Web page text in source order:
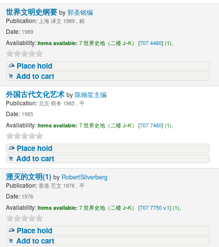
世界文明史纲要by郭圣铭编
Publication: 上海 译文 1989 , 精
Date: 1989
Availability: Items available: 7 世界史地（二楼 J~K） [707 4460] (1),
Place hold
Add to cart
外国古代文化艺术by陈翰笙主编
Publication: 北京 商务 1985 , 平
Date: 1985
Availability: Items available: 7 世界史地（二楼 J~K） [707 7460] (1),
Place hold
Add to cart
湮灭的文明(1)by RobertSilverberg
Publication: 香港 艺文 1976 , 平
Date: 1976
Availability: Items available: 7 世界史地（二楼 J~K） [707 7750 v.1] (1),
Place hold
Add to cart